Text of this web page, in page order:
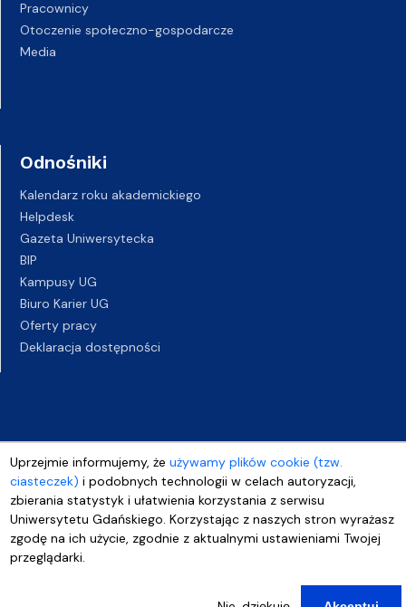
Uprzejmie informujemy, żeużywamy plików cookie (tzw.
ciasteczek) i podobnych technologii w celach autoryzacji,
zbierania statystyk i ułatwienia korzystania z serwisu
Uniwersytetu Gdańskiego. Korzystając z naszych stron wyrażasz
zgodę na ich użycie, zgodnie z aktualnymi ustawieniami Twojej
przeglądarki.
Pracownicy
Otoczenie społeczno-gospodarcze
Media
Odnośniki
Kalendarz roku akademickiego
Helpdesk
Gazeta Uniwersytecka
BIP
Kampusy UG
Biuro Karier UG
Oferty pracy
Deklaracja dostępności